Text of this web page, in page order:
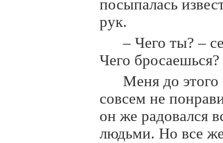
посыпалась
рук.
– Чего ты? –
Чего бросаешься?
Меня до
совсем не
он же радовался
людьми. Но все